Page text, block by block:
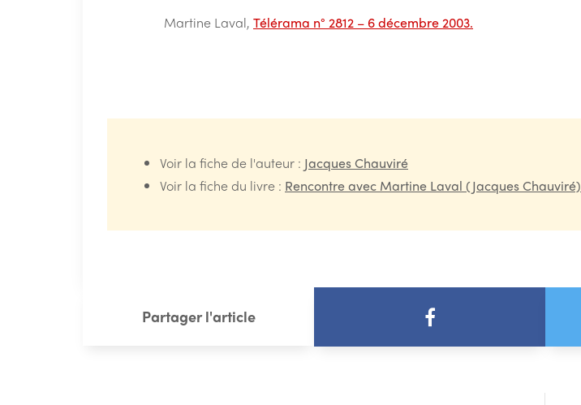
Martine Laval, Télérama n° 2812 – 6 décembre 2003.
Partager l'article
Voir la fiche de l'auteur : Jacques Chauviré
Voir la fiche du livre : Rencontre avec Martine Laval (Jacques Chauviré)